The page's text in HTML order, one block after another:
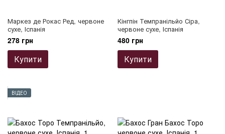
Маркез де Рокас Ред, червоне
сухе, Іспанія
278 грн
Купити
Кінгпін Темпранільйо Сіра,
червоне сухе, Іспанія
480 грн
Купити
ВІДЕО